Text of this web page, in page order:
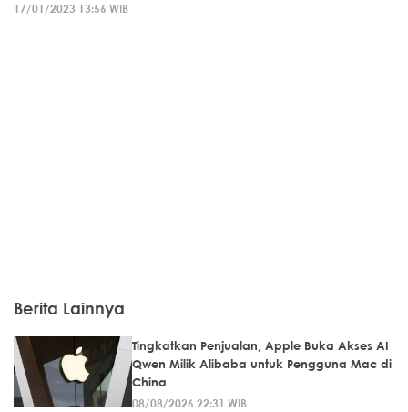
17/01/2023 13:56 WIB
Berita Lainnya
Tingkatkan Penjualan, Apple Buka Akses AI
Qwen Milik Alibaba untuk Pengguna Mac di
China
08/08/2026 22:31 WIB